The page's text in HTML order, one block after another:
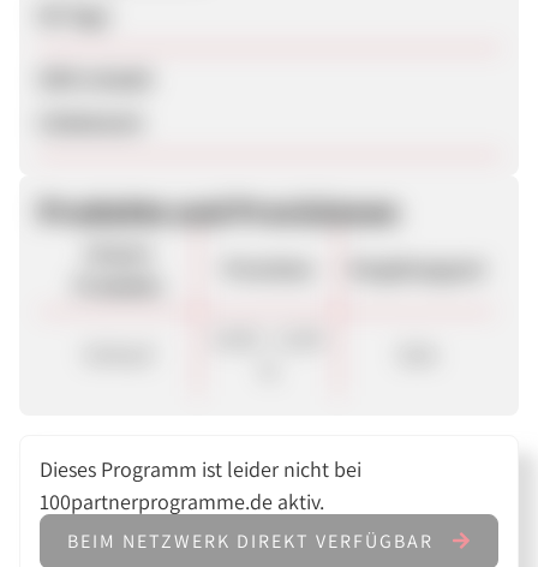
Produkte und Provisionen
Dieses Programm ist leider nicht bei
100partnerprogramme.de aktiv.
BEIM NETZWERK DIREKT VERFÜGBAR